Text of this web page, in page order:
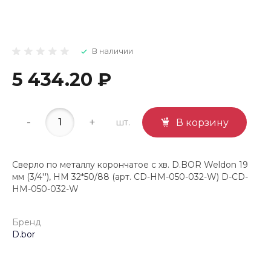
В наличии
5 434.20 ₽
- + шт. В корзину
Сверло по металлу корончатое с хв. D.BOR Weldon 19
мм (3/4''), HM 32*50/88 (арт. CD-HM-050-032-W) D-CD-
HM-050-032-W
Бренд
D.bor